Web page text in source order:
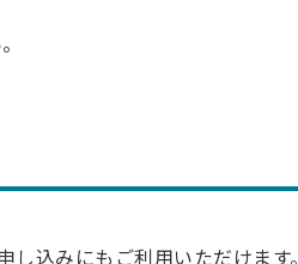
込みにもご利用いただけます。